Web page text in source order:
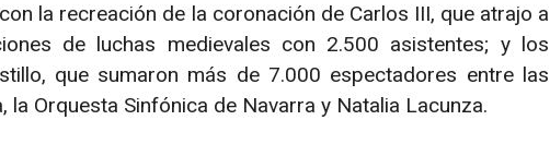
la recreación de la coronación de Carlos III, que atrajo a
de luchas medievales con 2.500 asistentes; y los
que sumaron más de 7.000 espectadores entre las
la Orquesta Sinfónica de Navarra y Natalia Lacunza.